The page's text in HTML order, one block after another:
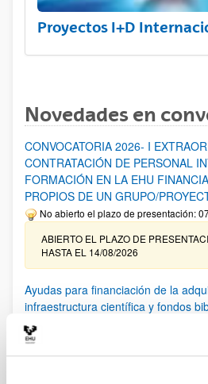
Proyectos I+D
Novedades en
CONVOCATORIA 2026- I
CONTRATACIÓN DE PERSONAL
FORMACIÓN EN LA EHU
PROPIOS DE UN GRUPO/
No abierto el plazo de presentación:
ABIERTO EL PLAZO DE
HASTA EL 14/08/2026
Ayudas para financiación de la
infraestructura científica y fondos
UPV/EHU 2026